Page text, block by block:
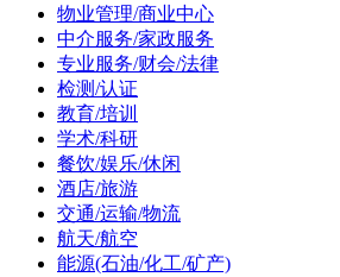
物业管理/商业中心
中介服务/家政服务
专业服务/财会/法律
检测/认证
教育/培训
学术/科研
餐饮/娱乐/休闲
酒店/旅游
交通/运输/物流
航天/航空
能源(石油/化工/矿产)